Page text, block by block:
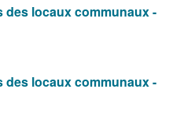
des locaux communaux -
des locaux communaux -